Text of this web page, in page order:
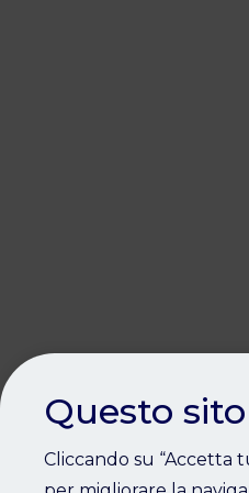
Questo
Cliccando su “Accetta